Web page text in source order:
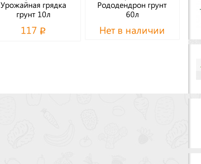
Урожайная грядка
грунт 10л
117
Рододендрон грунт
60л
Нет в наличии